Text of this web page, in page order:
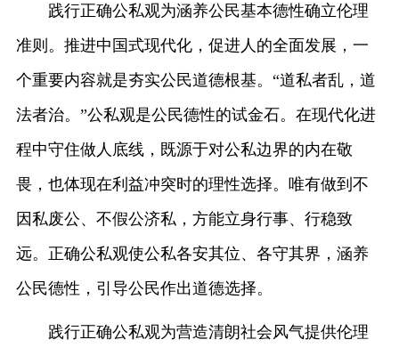
践行正确公私观为涵养公民基本德性确立伦理
准则。推进中国式现代化，促进人的全面发展，一
个重要内容就是夯实公民道德根基。“道私者乱，道
法者治。”公私观是公民德性的试金石。在现代化进
程中守住做人底线，既源于对公私边界的内在敬
畏，也体现在利益冲突时的理性选择。唯有做到不
因私废公、不假公济私，方能立身行事、行稳致
远。正确公私观使公私各安其位、各守其界，涵养
公民德性，引导公民作出道德选择。
践行正确公私观为营造清朗社会风气提供伦理